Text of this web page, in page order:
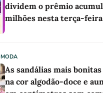
dividem o prêmio
milhões nesta terça-feira
MODA
As sandálias mais
na cor algodão-doce e